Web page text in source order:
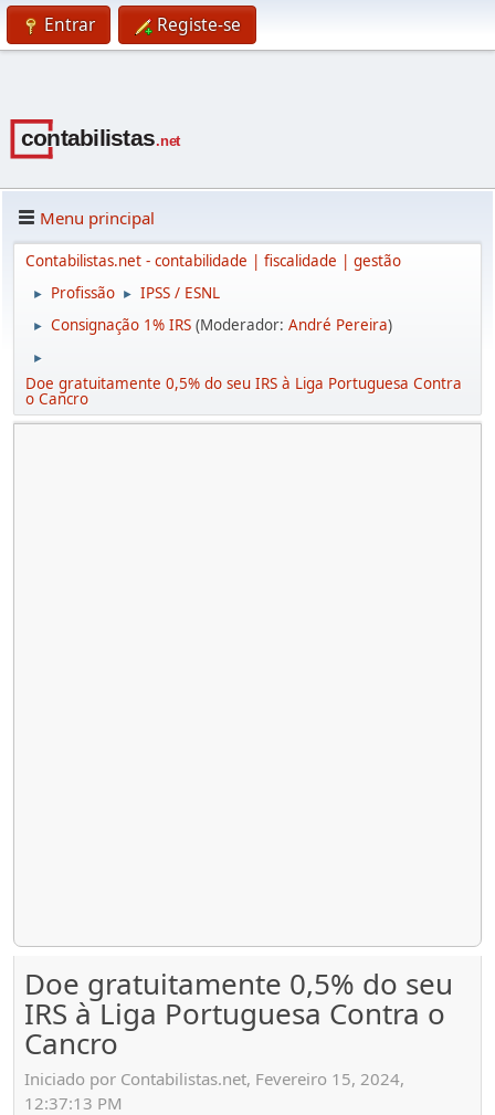
Entrar Registe-se
Menu principal
Contabilistas.net - contabilidade | fiscalidade | gestão
► Profissão ► IPSS / ESNL
► Consignação 1% IRS (Moderador: André Pereira)
►
Doe gratuitamente 0,5% do seu IRS à Liga Portuguesa Contra
o Cancro
Doe gratuitamente 0,5% do seu
IRS à Liga Portuguesa Contra o
Cancro
Iniciado por Contabilistas.net, Fevereiro 15, 2024,
12:37:13 PM